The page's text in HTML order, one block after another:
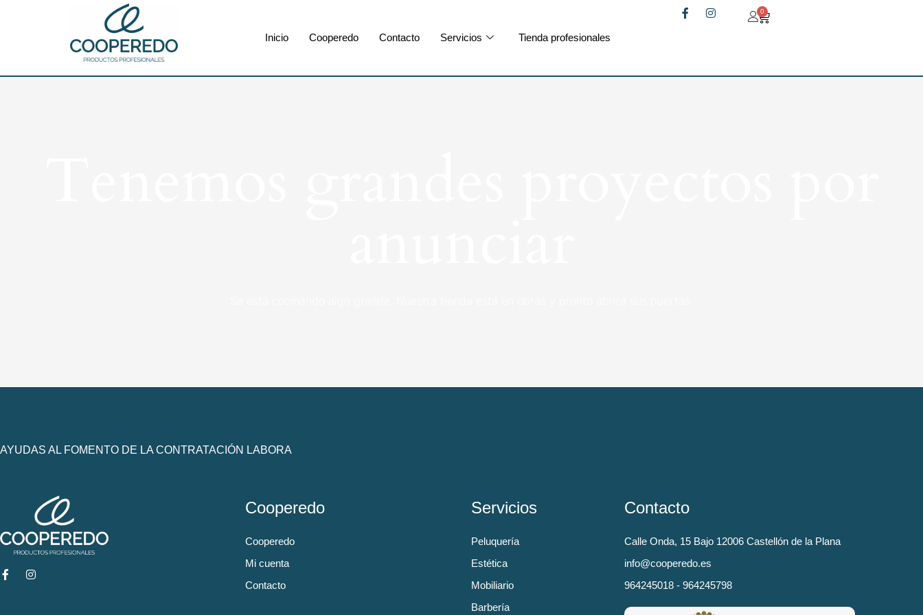
Inicio Cooperedo Contacto Servicios Tienda profesionales
0
AYUDAS AL FOMENTO DE LA CONTRATACIÓN LABORA
Cooperedo
Cooperedo
Mi cuenta
Contacto
Servicios
Peluquería
Estética
Mobiliario
Barbería
Contacto
Calle Onda, 15 Bajo 12006 Castellón de la Plana
info@cooperedo.es
964245018 - 964245798